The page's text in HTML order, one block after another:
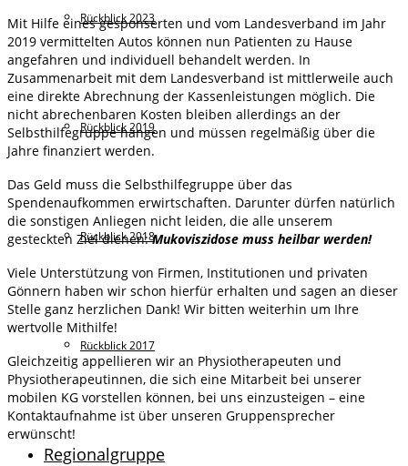
Rückblick 2023
Rückblick 2019
Rückblick 2018
Rückblick 2017
Regionalgruppe
Mit Hilfe eines gesponserten und vom Landesverband im Jahr
2019 vermittelten Autos können nun Patienten zu Hause
angefahren und individuell behandelt werden. In
Zusammenarbeit mit dem Landesverband ist mittlerweile auch
eine direkte Abrechnung der Kassenleistungen möglich. Die
nicht abrechenbaren Kosten bleiben allerdings an der
Selbsthilfegruppe hängen und müssen regelmäßig über die
Jahre finanziert werden.
Das Geld muss die Selbsthilfegruppe über das
Spendenaufkommen erwirtschaften. Darunter dürfen natürlich
die sonstigen Anliegen nicht leiden, die alle unserem
gesteckten Ziel dienen:Mukoviszidose muss heilbar werden!
Viele Unterstützung von Firmen, Institutionen und privaten
Gönnern haben wir schon hierfür erhalten und sagen an dieser
Stelle ganz herzlichen Dank! Wir bitten weiterhin um Ihre
wertvolle Mithilfe!
Gleichzeitig appellieren wir an Physiotherapeuten und
Physiotherapeutinnen, die sich eine Mitarbeit bei unserer
mobilen KG vorstellen können, bei uns einzusteigen – eine
Kontaktaufnahme ist über unseren Gruppensprecher
erwünscht!